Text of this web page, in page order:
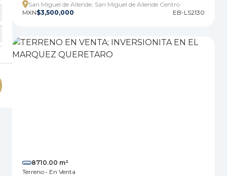
San Miguel de Allende, San Miguel de Allende Centro
MXN$3,500,000 EB-LS2130
8710.00 m²
Terreno • En Venta